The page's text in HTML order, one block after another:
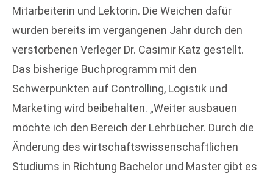
Mitarbeiterin und Lektorin. Die Weichen dafür
wurden bereits im vergangenen Jahr durch den
verstorbenen Verleger Dr. Casimir Katz gestellt.
Das bisherige Buchprogramm mit den
Schwerpunkten auf Controlling, Logistik und
Marketing wird beibehalten. „Weiter ausbauen
möchte ich den Bereich der Lehrbücher. Durch die
Änderung des wirtschaftswissenschaftlichen
Studiums in Richtung Bachelor und Master gibt es